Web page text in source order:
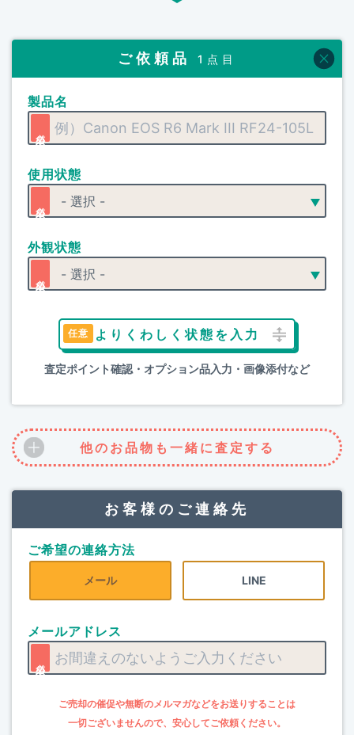
ご依頼品 1点目
製品名
使用状態
外観状態
よりくわしく状態を入力
査定ポイント確認・オプション品入力・画像添付など
他のお品物も一緒に査定する
お客様のご連絡先
ご希望の連絡方法
メール LINE
メールアドレス